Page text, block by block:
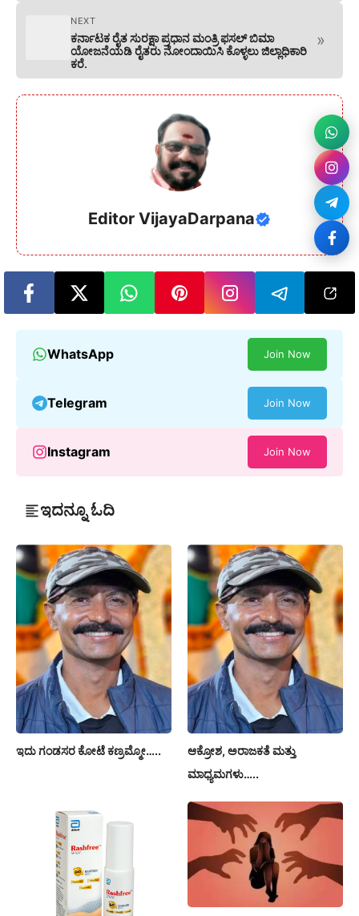
NEXT
ಕರ್ನಾಟಕ ರೈತ ಸುರಕ್ಷಾ ಪ್ರಧಾನ ಮಂತ್ರಿ ಫಸಲ್ ಬಿಮಾ
ಯೋಜನೆಯಡಿ ರೈತರು ನೋಂದಾಯಿಸಿ ಕೊಳ್ಳಲು ಜಿಲ್ಲಾಧಿಕಾರಿ
ಕರೆ.
»
Editor VijayaDarpana
WhatsApp Join Now
Telegram Join Now
Instagram Join Now
ಇದನ್ನೂ ಓದಿ
ಇದು ಗಂಡಸರ ಕೋಟೆ ಕಣ್ರಮ್ಮೋ…..
ಆಕ್ರೋಶ, ಅರಾಜಕತೆ ಮತ್ತು
ಮಾಧ್ಯಮಗಳು…..